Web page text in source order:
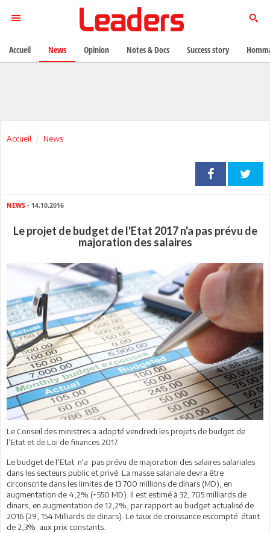
Accueil News
NEWS - 14.10.2016
Le projet de budget de l'Etat 2017 n'a pas prévu de
majoration des salaires
Le Conseil des ministres a adopté vendredi les projets de budget de
l’Etat et de Loi de finances 2017.
Le budget de l’Etat n'a pas prévu de majoration des salaires salariales
dans les secteurs public et privé. La masse salariale devra être
circonscrite dans les limites de 13 700 millions de dinars (MD), en
augmentation de 4,2% (+550 MD). Il est estimé à 32, 705 milliards de
dinars, en augmentation de 12,2%, par rapport au budget actualisé de
2016 (29, 154 Milliards de dinars). Le taux de croissance escompté étant
de 2,3% aux prix constants.
Accueil News Opinion Notes & Docs Success story